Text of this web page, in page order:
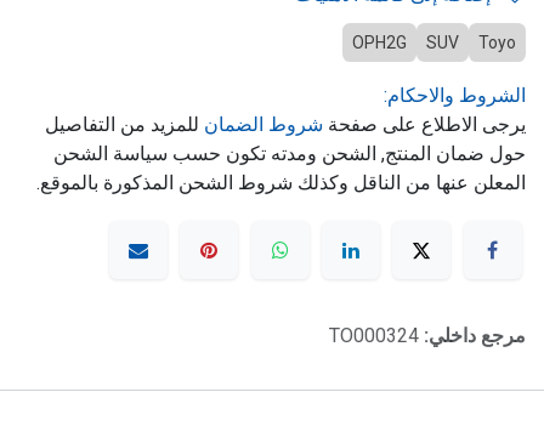
Toyo
SUV
OPH2G
الشروط والاحكام:
يرجى الاطلاع على صفحة شروط الضمان للمزيد من التفاصيل
حول ضمان المنتج, الشحن ومدته تكون حسب سياسة الشحن
المعلن عنها من الناقل وكذلك شروط الشحن المذكورة بالموقع.
مرجع داخلي: TO000324